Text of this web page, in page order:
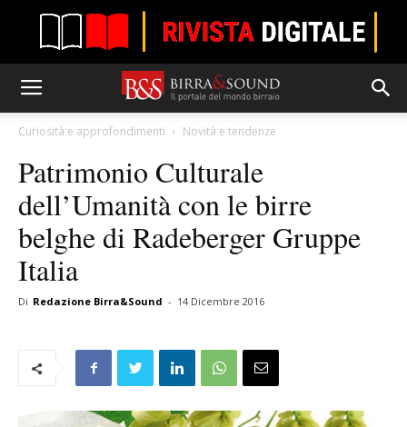
Curiosità e approfondimenti Novità e tendenze
Patrimonio Culturale
dell’Umanità con le birre
belghe di Radeberger Gruppe
Italia
Di Redazione Birra&Sound - 14 Dicembre 2016